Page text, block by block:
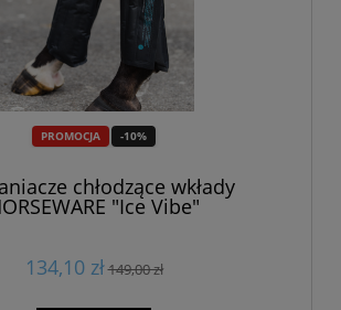
PROMOCJA -10%
chłodzące wkłady
"Ice Vibe"
134,10 zł149,00 zł